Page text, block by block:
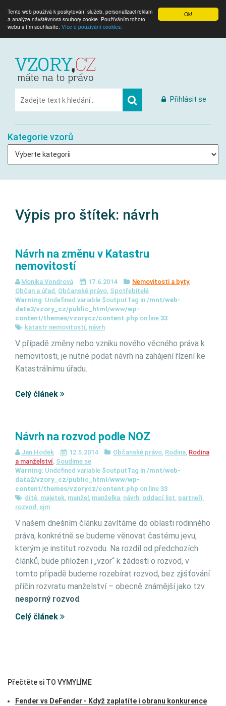
Ok!
Tento web používá k poskytování služeb, personalizaci reklam
a analýze návštěvnosti soubory cookie. Používáním tohoto
webu s tím souhlasíte. Více o používání cookies.
Přihlásit se
Kategorie vzorů
Výpis pro štítek: návrh
Návrh na změnu v Katastru
nemovitostí
Monika Vondrová 17.6.2014 Nemovitosti a byty,
Občan a úřad , Občanské právo, Spotřebitelé
Warning: Undefined variable $outputTag in /mnt/web-
data2/vzory_cz/public_html/www/wp-
content/themes/vzorycz/content.php on line 33
katastr nemovitostí, návrh
V případě změny nebo vzniku nového věcného práva k
nemovitosti, je nutné podat návrh na zahájení řízení ke
Katastrálnímu úřadu.
Celý článek
Návrh na rozvod podle NOZ
Jan Hodek 12.5.2014 Občanské právo, Rodina, Rodina
a manželství, Soudime se
Warning: Undefined variable $outputTag in /mnt/web-
data2/vzory_cz/public_html/www/wp-
content/themes/vzorycz/content.php on line 33
dítě, majetek, manžel , manželka, návrh, oddací list, partneři,
rozvod , sjm
V našem dnešním článku zavítáme do oblasti rodinného
práva, konkrétně se budeme věnovat častému jevu,
kterým je institut rozvodu. Na rozdíl od předchozích
článků, bude přiložen i „vzor“ k žádosti o rozvod, v
tomto případě budeme rozebírat rozvod, bez zjišťování
příčin rozvratu manželství – obecně známější jako tzv.
nesporný rozvod.
Celý článek
Přečtěte si TO VYMYLÍME
Fender vs DeFender - Když zaplatíte i obranu konkurence